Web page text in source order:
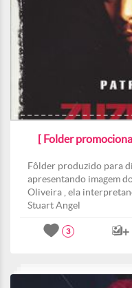
[ Folder
Fôlder produzido para
apresentando imagem
Oliveira , ela
Stuart Angel
3